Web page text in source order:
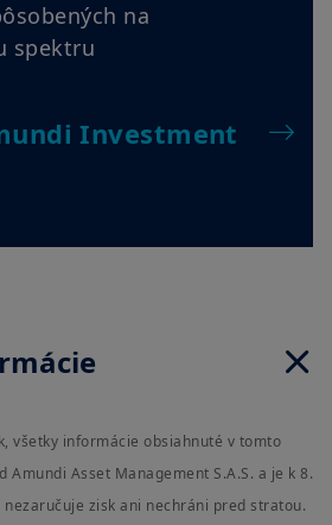
na
spektru
Investment
všetky informácie obsiahnuté v tomto
Amundi Asset Management S.A.S. a je k 8.
zisk ani nechráni pred stratou.